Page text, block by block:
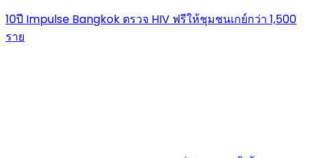
10ปี Impulse Bangkok ตรวจ HIV ฟรีให้ชุมชนเกย์กว่า 1,500
ราย